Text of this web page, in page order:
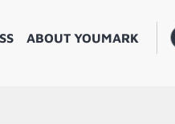
ABOUT YOUMARK